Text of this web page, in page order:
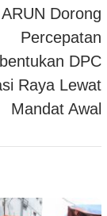
Dorong
Percepatan
DPC
Raya Lewat
Mandat Awal